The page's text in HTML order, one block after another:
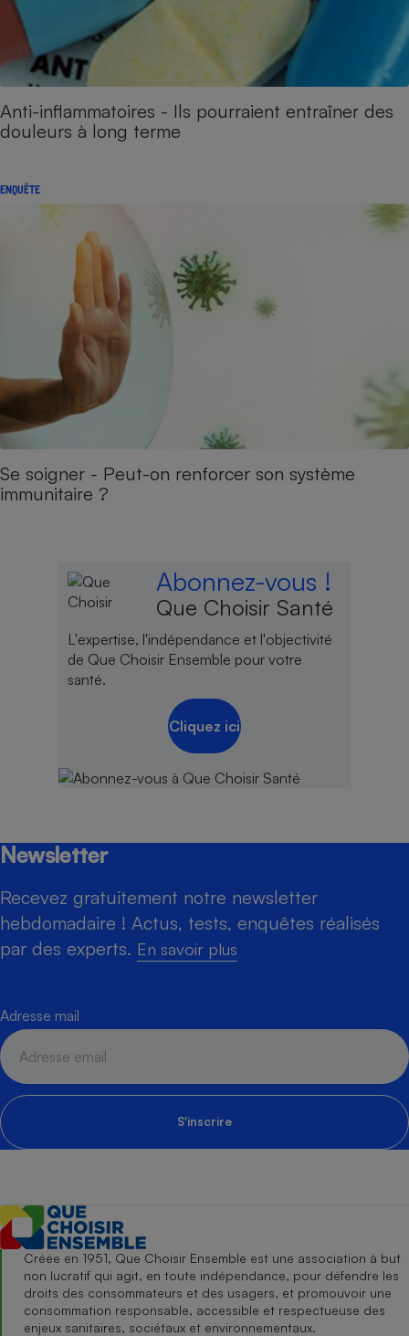
Anti-inflammatoires - Ils pourraient entraîner des
douleurs à long terme
ENQUÊTE
Se soigner - Peut-on renforcer son système
immunitaire ?
Abonnez-vous !
Que Choisir Santé
L'expertise, l'indépendance et l'objectivité
de Que Choisir Ensemble pour votre
santé.
Cliquez ici
Newsletter
Recevez gratuitement notre newsletter
hebdomadaire ! Actus, tests, enquêtes réalisés
par des experts. En savoir plus
Adresse mail
S'inscrire
Créée en 1951, Que Choisir Ensemble est une association à but
non lucratif qui agit, en toute indépendance, pour défendre les
droits des consommateurs et des usagers, et promouvoir une
consommation responsable, accessible et respectueuse des
enjeux sanitaires, sociétaux et environnementaux.